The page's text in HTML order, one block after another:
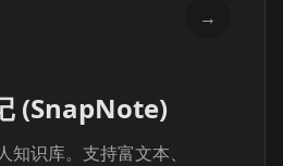
→
(SnapNote)
知识库。支持富文本、